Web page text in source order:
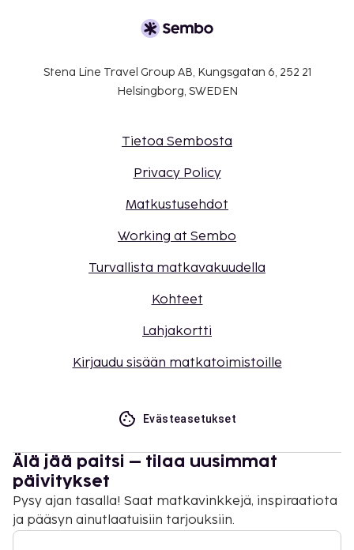
Stena Line Travel Group AB, Kungsgatan 6, 252 21
Helsingborg, SWEDEN
Tietoa Sembosta
Privacy Policy
Matkustusehdot
Working at Sembo
Turvallista matkavakuudella
Kohteet
Lahjakortti
Kirjaudu sisään matkatoimistoille
Evästeasetukset
Älä jää paitsi – tilaa uusimmat
päivitykset
Pysy ajan tasalla! Saat matkavinkkejä, inspiraatiota
ja pääsyn ainutlaatuisiin tarjouksiin.